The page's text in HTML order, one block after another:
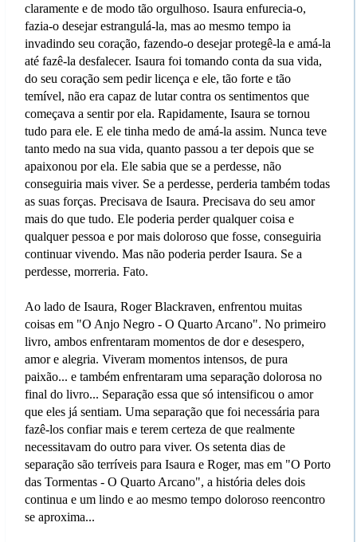
claramente e de modo tão orgulhoso. Isaura enfurecia-o,
fazia-o desejar estrangulá-la, mas ao mesmo tempo ia
invadindo seu coração, fazendo-o desejar protegê-la e amá-la
até fazê-la desfalecer. Isaura foi tomando conta da sua vida,
do seu coração sem pedir licença e ele, tão forte e tão
temível, não era capaz de lutar contra os sentimentos que
começava a sentir por ela. Rapidamente, Isaura se tornou
tudo para ele. E ele tinha medo de amá-la assim. Nunca teve
tanto medo na sua vida, quanto passou a ter depois que se
apaixonou por ela. Ele sabia que se a perdesse, não
conseguiria mais viver. Se a perdesse, perderia também todas
as suas forças. Precisava de Isaura. Precisava do seu amor
mais do que tudo. Ele poderia perder qualquer coisa e
qualquer pessoa e por mais doloroso que fosse, conseguiria
continuar vivendo. Mas não poderia perder Isaura. Se a
perdesse, morreria. Fato.
Ao lado de Isaura, Roger Blackraven, enfrentou muitas
coisas em "O Anjo Negro - O Quarto Arcano". No primeiro
livro, ambos enfrentaram momentos de dor e desespero,
amor e alegria. Viveram momentos intensos, de pura
paixão... e também enfrentaram uma separação dolorosa no
final do livro... Separação essa que só intensificou o amor
que eles já sentiam. Uma separação que foi necessária para
fazê-los confiar mais e terem certeza de que realmente
necessitavam do outro para viver. Os setenta dias de
separação são terríveis para Isaura e Roger, mas em "O Porto
das Tormentas - O Quarto Arcano", a história deles dois
continua e um lindo e ao mesmo tempo doloroso reencontro
se aproxima...